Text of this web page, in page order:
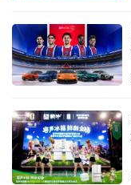
自主研发 追求精益
从第一代数码马达
过1000多项数码马
很多家电公司不同，
的科技公司，工程师
技术供应商、学术